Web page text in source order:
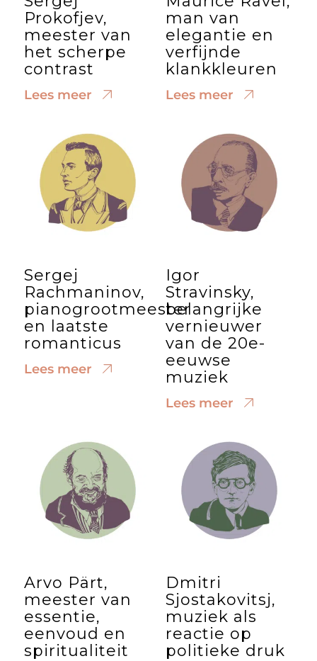
Prokofjev,
meester van
het scherpe
contrast
Lees meer
man van
elegantie en
verfijnde
klankkleuren
Lees meer
Sergej
Rachmaninov,
pianogrootmeester
en laatste
romanticus
Lees meer
Igor
Stravinsky,
belangrijke
vernieuwer
van de 20e-
eeuwse
muziek
Lees meer
Arvo Pärt,
meester van
essentie,
eenvoud en
spiritualiteit
Dmitri
Sjostakovitsj,
muziek als
reactie op
politieke druk